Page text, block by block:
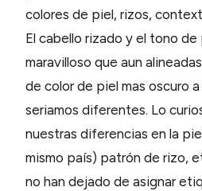
colores de piel, rizos,
El cabello rizado y el tono de
maravilloso que aun
de color de piel mas oscuro a
seriamos diferentes. Lo
nuestras diferencias en la
mismo país) patrón de rizo,
no han dejado de asignar